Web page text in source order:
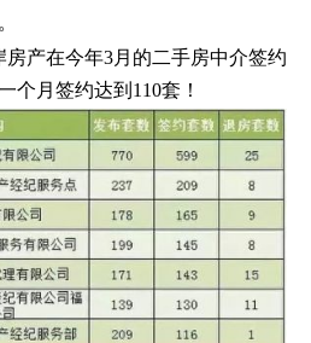
产在今年3月的二手房中介签约
个月签约达到110套！